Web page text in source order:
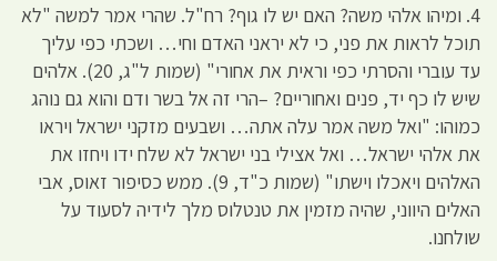
4. ומיהו אלהי משה? האם יש לו גוף? רח"ל. שהרי אמר למשה "לא
תוכל לראות את פני, כי לא יראני האדם וחי… ושכתי כפי עליך
עד עוברי והסרתי כפי וראית את אחורי" (שמות ל"ג, 20). אלהים
שיש לו כף יד, פנים ואחוריים? –הרי זה אל בשר ודם והוא גם נוהג
כמוהו: "ואל משה אמר עלה אתה… ושבעים מזקני ישראל ויראו
את אלהי ישראל… ואל אצילי בני ישראל לא שלח ידו ויחזו את
האלהים ויאכלו וישתו" (שמות כ"ד, 9). ממש כסיפור זאוס, אבי
האלים היווני, שהיה מזמין את טנטלוס מלך לידיה לסעוד על
שולחנו.